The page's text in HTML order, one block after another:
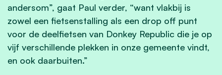
andersom”, gaat Paul verder, “want vlakbij is
zowel een fietsenstalling als een drop off punt
voor de deelfietsen van Donkey Republic die je op
vijf verschillende plekken in onze gemeente vindt,
en ook daarbuiten.”